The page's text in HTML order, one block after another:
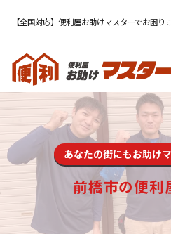
【全国対応】便利屋お助けマスターでお困り
あなたの街にもお助け
前橋市の便利